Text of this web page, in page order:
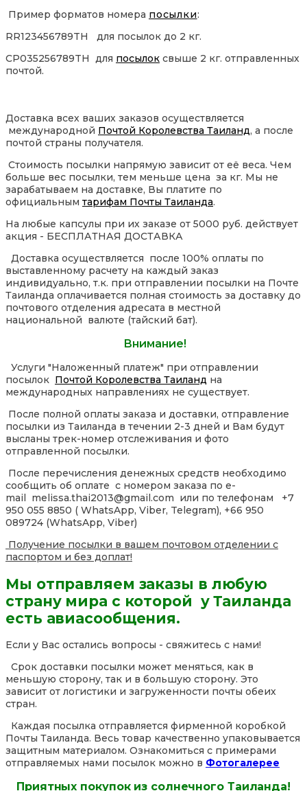
Пример форматов номера посылки:
RR123456789TH для посылок до 2 кг.
CP035256789TH для посылок свыше 2 кг. отправленных
почтой.
Доставка всех ваших заказов осуществляется
международной Почтой Королевства Таиланд, а после
почтой страны получателя.
Стоимость посылки напрямую зависит от её веса. Чем
больше вес посылки, тем меньше цена за кг. Мы не
зарабатываем на доставке, Вы платите по
официальным тарифам Почты Таиланда.
На любые капсулы при их заказе от 5000 руб. действует
акция - БЕСПЛАТНАЯ ДОСТАВКА
Доставка осуществляется после 100% оплаты по
выставленному расчету на каждый заказ
индивидуально, т.к. при отправлении посылки на Почте
Таиланда оплачивается полная стоимость за доставку до
почтового отделения адресата в местной
национальной валюте (тайский бат).
Внимание!
Услуги "Наложенный платеж" при отправлении
посылок Почтой Королевства Таиланд на
международных направлениях не существует.
После полной оплаты заказа и доставки, отправление
посылки из Таиланда в течении 2-3 дней и Вам будут
высланы трек-номер отслеживания и фото
отправленной посылки.
После перечисления денежных средств необходимо
сообщить об оплате с номером заказа по e-
mail melissa.thai2013@gmail.com или по телефонам +7
950 055 8850 ( WhatsApp, Viber, Telegram), +66 950
089724 (WhatsApp, Viber)
Получение посылки в вашем почтовом отделении с
паспортом и без доплат!
Мы отправляем заказы в любую
страну мира с которой у Таиланда
есть авиасообщения.
Если у Вас остались вопросы - свяжитесь с нами!
Срок доставки посылки может меняться, как в
меньшую сторону, так и в большую сторону. Это
зависит от логистики и загруженности почты обеих
стран.
Каждая посылка отправляется фирменной коробкой
Почты Таиланда. Весь товар качественно упаковывается
защитным материалом. Ознакомиться с примерами
отправляемых нами посылок можно в Фотогалерее
Приятных покупок из солнечного Таиланда!